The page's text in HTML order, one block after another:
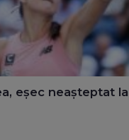
eșec neașteptat